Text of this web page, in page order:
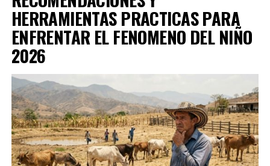
MEJIA-SIERRA-REINA-LUCIA-1 Descarga
MORALES-AGUDELO-JORGE-ANDRES-1
OROZCO-ZAPATA-PAULO-ANDRES-1 Descarga
PEDROZA-LOZANO-LEON-MARIA-1 Descarga
RAMIREZ-SANCHEZ-PAOLA-ANDREA-1 Descarga
HERRAMIENTAS PRACTICAS PARA
ENFRENTAR EL FENOMENO DEL NIÑO
2026